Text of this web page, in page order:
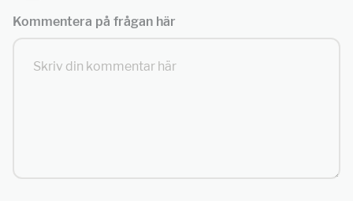
Kommentera på frågan här